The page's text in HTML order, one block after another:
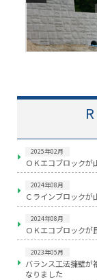
2025年02月
ＯＫエコブロックが
2024年08月
Ｃラインブロックが
2024年08月
ＯＫエコブロックが
2023年05月
バランス工法擁壁が
なりました